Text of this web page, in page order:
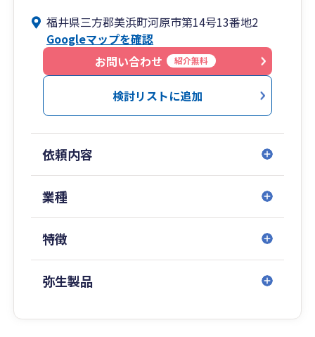
合意された手続の実績も有り。
税理士としては会社設立支援（法人成り含む）か
ら税務顧問、法人税等の申告書の作成や、個人事
業主の確定申告業務、相続税の申告業務を行って
その他、起業支援に伴う融資支援や計画の策定、
務、相続対策など幅広く行っています。
福井県三方郡美浜町河原市第14号13番地2
Googleマップを確認
お問い合わせ
紹介無料
検討リストに追加
依頼内容
業種
特徴
弥生製品